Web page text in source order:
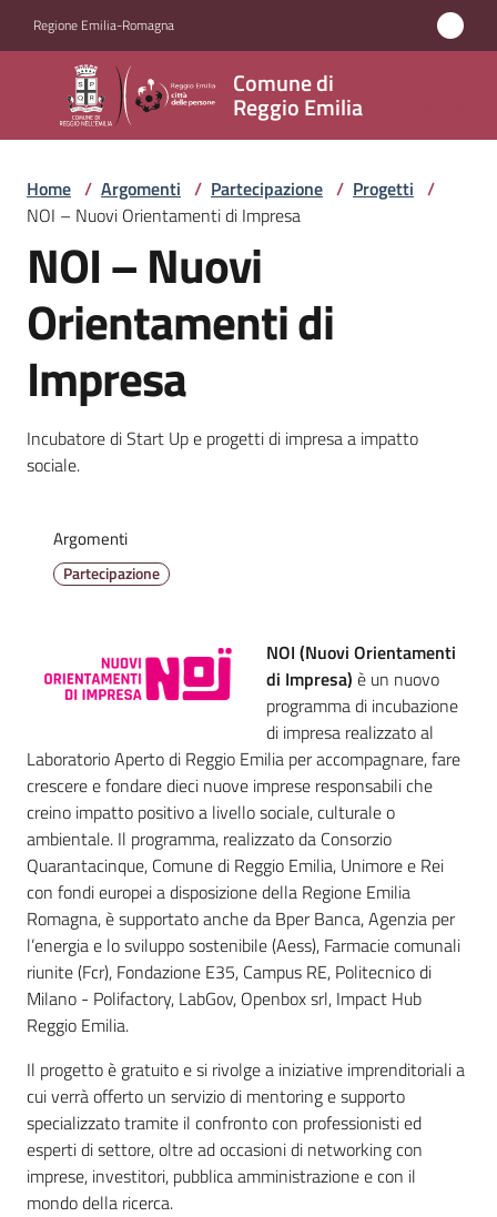
Regione Emilia-Romagna
Comune di
Reggio Emilia
Comune
di
Reggio
Emilia
Amministrazione
Servizi
Novità
Vivere
Reggio
gli
argomenti
T
u
r
i
s
m
o
E
v
e
n
t
i
Home / Argomenti / Partecipazione / Progetti /
NOI – Nuovi Orientamenti di Impresa
NOI – Nuovi
Orientamenti di
Impresa
Incubatore di Start Up e progetti di impresa a impatto
sociale.
Argomenti
Partecipazione
NOI (Nuovi Orientamenti
di Impresa) è un nuovo
programma di incubazione
di impresa realizzato al
Laboratorio Aperto di Reggio Emilia per accompagnare, fare
crescere e fondare dieci nuove imprese responsabili che
creino impatto positivo a livello sociale, culturale o
ambientale. Il programma, realizzato da Consorzio
Quarantacinque, Comune di Reggio Emilia, Unimore e Rei
con fondi europei a disposizione della Regione Emilia
Romagna, è supportato anche da Bper Banca, Agenzia per
l’energia e lo sviluppo sostenibile (Aess), Farmacie comunali
riunite (Fcr), Fondazione E35, Campus RE, Politecnico di
Milano - Polifactory, LabGov, Openbox srl, Impact Hub
Reggio Emilia.
Il progetto è gratuito e si rivolge a iniziative imprenditoriali a
cui verrà offerto un servizio di mentoring e supporto
specializzato tramite il confronto con professionisti ed
esperti di settore, oltre ad occasioni di networking con
imprese, investitori, pubblica amministrazione e con il
mondo della ricerca.